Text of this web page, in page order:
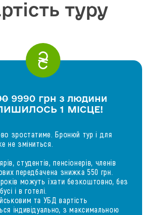
туру
9990 грн з людини
1 МІСЦЕ!
зростатиме. Бронюй тур і для
не зміниться.
студентів, пенсіонерів, членів
передбачена знижка 550 грн.
можуть їхати безкоштовно, без
і в готелі.
та УБД вартість
індивідуально, з максимальною